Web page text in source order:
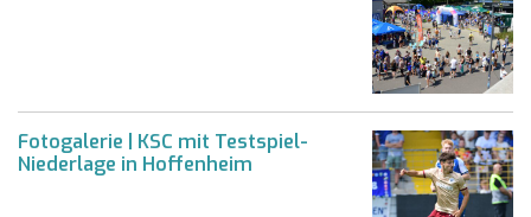
Fotogalerie | KSC mit Testspiel-
Niederlage in Hoffenheim